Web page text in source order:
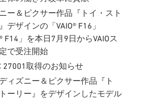
ー＆ピクサー作品『トイ・スト
デザインの「VAIO® F16」
F14」を本日7月9日からVAIOス
で受注開始
27001取得のお知らせ
ィズニー＆ピクサー作品『ト
ーリー』をデザインしたモデル